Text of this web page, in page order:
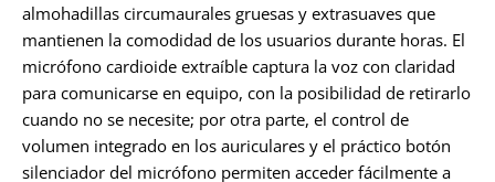
almohadillas circumaurales gruesas y extrasuaves que
mantienen la comodidad de los usuarios durante horas. El
micrófono cardioide extraíble captura la voz con claridad
para comunicarse en equipo, con la posibilidad de retirarlo
cuando no se necesite; por otra parte, el control de
volumen integrado en los auriculares y el práctico botón
silenciador del micrófono permiten acceder fácilmente a